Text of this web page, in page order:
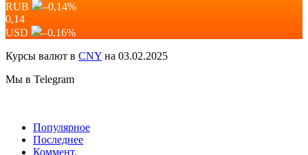
RUB
–0,14%
0,14
USD
–0,16%
Курсы валют в CNY на 03.02.2025
Мы в Telegram
Популярное
Последнее
Коммент.